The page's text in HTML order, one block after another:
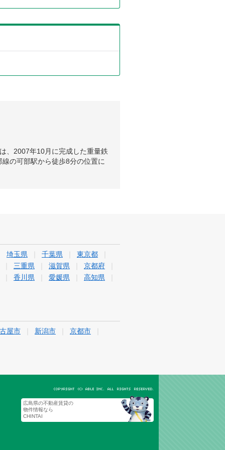
、2007年10月に完成した重量鉄
の可部駅から徒歩8分の位置に
埼玉県 千葉県
東京都
三重県
滋賀県
京都府
香川県
愛媛県 高知県
屋市 新潟市 京都市
広島県の不動産賃貸の
物件情報なら
CHINTAI